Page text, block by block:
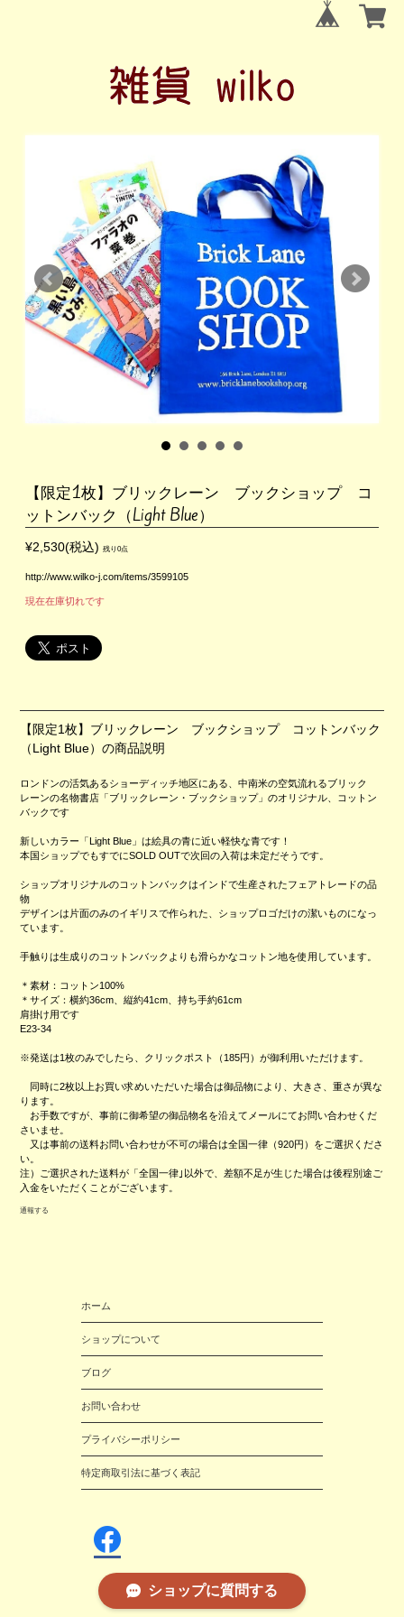
【限定1枚】ブリックレーン ブックショップ コ
ットンバック（Light Blue）
¥2,530(税込) 残り0点
http://www.wilko-j.com/items/3599105
現在在庫切れです
【限定1枚】ブリックレーン ブックショップ コットンバック
（Light Blue）の商品説明
ロンドンの活気あるショーディッチ地区にある、中南米の空気流れるブリック
レーンの名物書店「ブリックレーン・ブックショップ」のオリジナル、コットン
バックです
新しいカラー「Light Blue」は絵具の青に近い軽快な青です！
本国ショップでもすでにSOLD OUTで次回の入荷は未定だそうです。
ショップオリジナルのコットンバックはインドで生産されたフェアトレードの品
物
デザインは片面のみのイギリスで作られた、ショップロゴだけの潔いものになっ
ています。
手触りは生成りのコットンバックよりも滑らかなコットン地を使用しています。
＊素材：コットン100%
＊サイズ：横約36cm、縦約41cm、持ち手約61cm
肩掛け用です
E23-34
※発送は1枚のみでしたら、クリックポスト（185円）が御利用いただけます。
同時に2枚以上お買い求めいただいた場合は御品物により、大きさ、重さが異な
ります。
お手数ですが、事前に御希望の御品物名を沿えてメールにてお問い合わせくだ
さいませ。
又は事前の送料お問い合わせが不可の場合は全国一律（920円）をご選択くださ
い。
注）ご選択された送料が「全国一律｣以外で、差額不足が生じた場合は後程別途ご
入金をいただくことがございます。
通報する
ホーム
ショップについて
ブログ
お問い合わせ
プライバシーポリシー
特定商取引法に基づく表記
雑貨wilko© 2016
ショップに質問する